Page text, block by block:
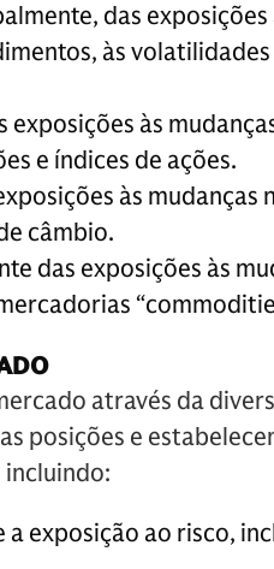
das exposições
às
às
e índices de ações.
às mudanças
câmbio.
das exposições às
através da
posições e
exposição ao risco,